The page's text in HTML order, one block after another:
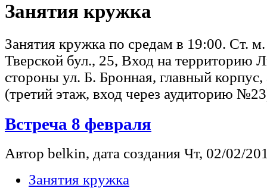
Занятия кружка
Занятия кружка по средам в 19:00. Ст.
Тверской бул., 25, Вход на территорию
стороны ул. Б. Бронная, главный
(третий этаж, вход через аудиторию
Встреча 8 февраля
Автор belkin, дата создания Чт, 02/02/
Занятия кружка